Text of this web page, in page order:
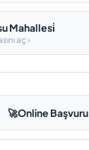
Mahallesi̇
aç ›
🚀Online Başvuru